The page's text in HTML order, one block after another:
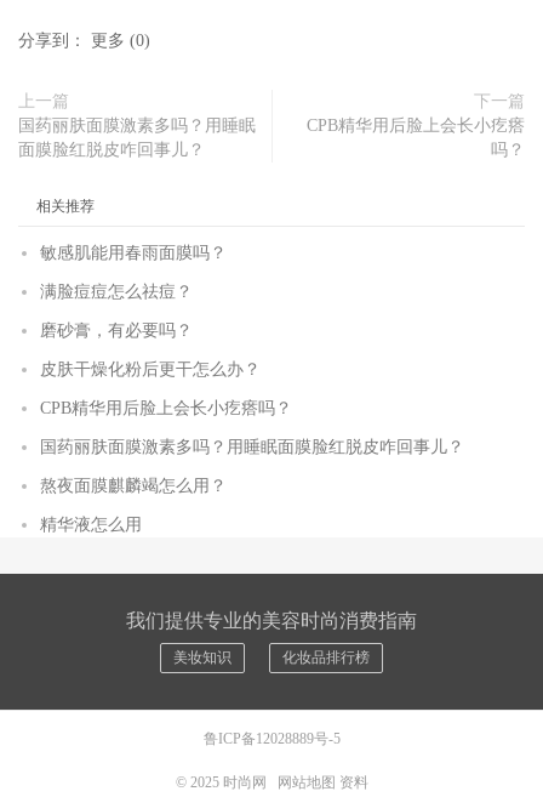
分享到： 更多 (0)
上一篇
国药丽肤面膜激素多吗？用睡眠
面膜脸红脱皮咋回事儿？
下一篇
CPB精华用后脸上会长小疙瘩
吗？
相关推荐
敏感肌能用春雨面膜吗？
满脸痘痘怎么祛痘？
磨砂膏，有必要吗？
皮肤干燥化粉后更干怎么办？
CPB精华用后脸上会长小疙瘩吗？
国药丽肤面膜激素多吗？用睡眠面膜脸红脱皮咋回事儿？
熬夜面膜麒麟竭怎么用？
精华液怎么用
我们提供专业的美容时尚消费指南
美妆知识 化妆品排行榜
鲁ICP备12028889号-5
© 2025 时尚网 网站地图 资料